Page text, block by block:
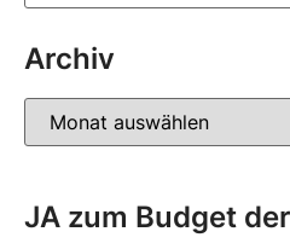
Archiv
JA zum Budget